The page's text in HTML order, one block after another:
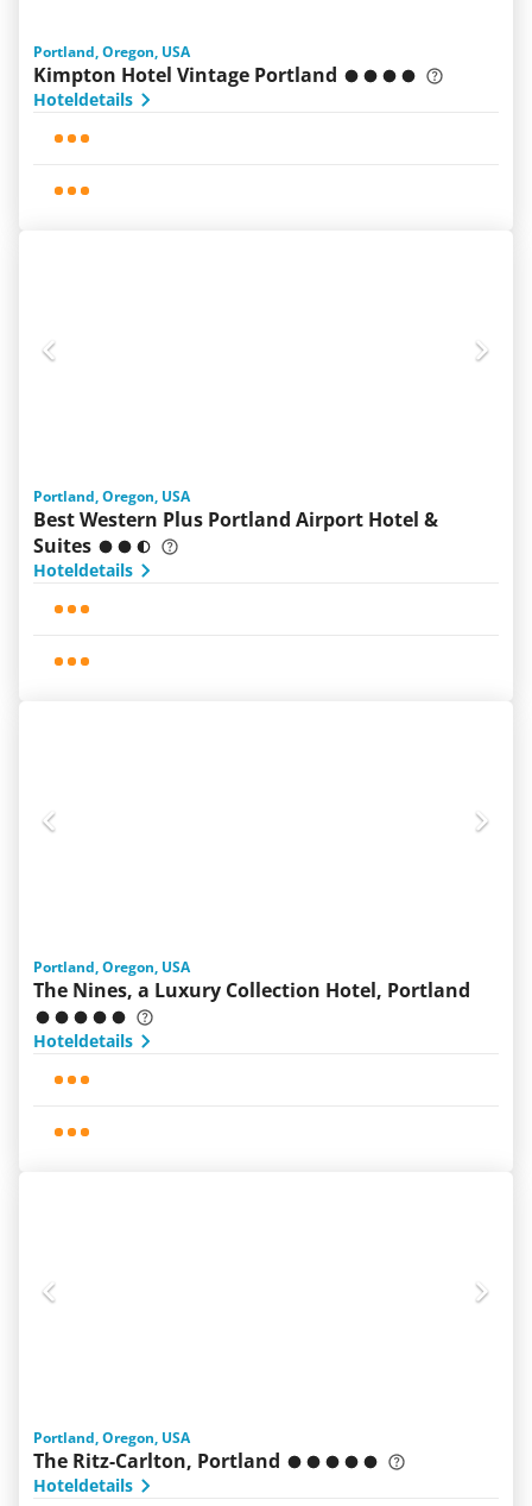
Portland, Oregon, USA
Kimpton Hotel Vintage Portland
Hoteldetails
Portland, Oregon, USA
Best Western Plus Portland Airport Hotel &
Suites
Hoteldetails
Portland, Oregon, USA
The Nines, a Luxury Collection Hotel, Portland
Hoteldetails
Portland, Oregon, USA
The Ritz-Carlton, Portland
Hoteldetails